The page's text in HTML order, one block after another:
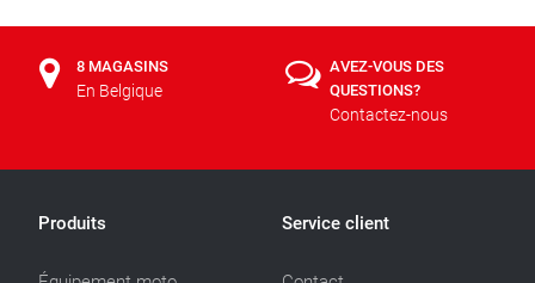
8 MAGASINS
En Belgique
AVEZ-VOUS DES
QUESTIONS?
Contactez-nous
Produits Service client